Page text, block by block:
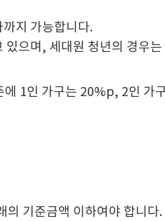
지 가능합니다.
으며, 세대원 청년의 경우는
에 1인 가구는 20%p, 2인 가
의 기준금액 이하여야 합니다.